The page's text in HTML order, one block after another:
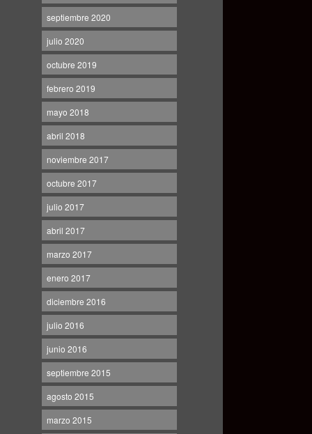
septiembre 2020
julio 2020
octubre 2019
febrero 2019
mayo 2018
abril 2018
noviembre 2017
octubre 2017
julio 2017
abril 2017
marzo 2017
enero 2017
diciembre 2016
julio 2016
junio 2016
septiembre 2015
agosto 2015
marzo 2015